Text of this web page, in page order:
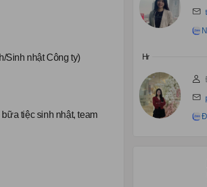
Sinh nhật Công ty)
tiệc sinh nhật, team
Hr